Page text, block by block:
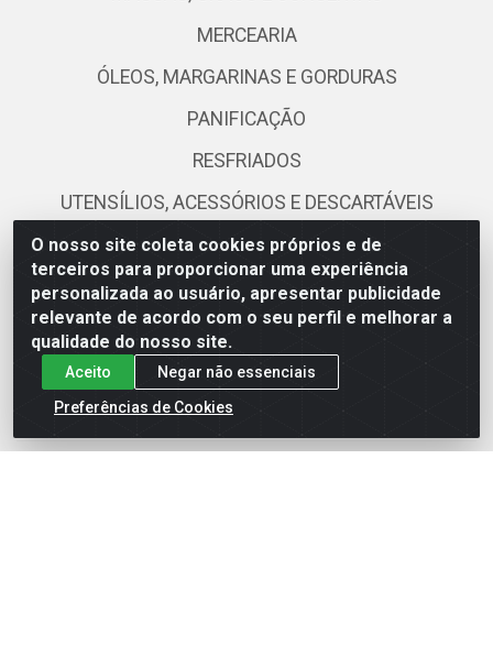
O nosso site coleta cookies próprios e de
terceiros para proporcionar uma experiência
personalizada ao usuário, apresentar publicidade
relevante de acordo com o seu perfil e melhorar a
qualidade do nosso site.
Aceito
Negar não essenciais
Preferências de Cookies
MERCEARIA
ÓLEOS, MARGARINAS E GORDURAS
PANIFICAÇÃO
RESFRIADOS
UTENSÍLIOS, ACESSÓRIOS E DESCARTÁVEIS
Fale Conosco
(81) 3419-0103
(81) 99111-0579
ecommerce@atacamax.com.br